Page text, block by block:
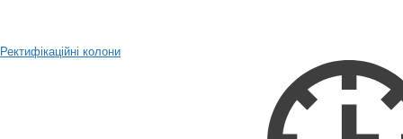
Ректифікаційні колони